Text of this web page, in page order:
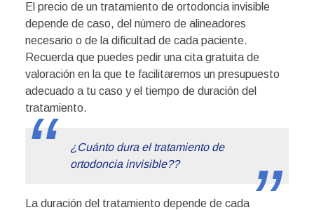
El precio de un tratamiento de ortodoncia invisible
depende de caso, del número de alineadores
necesario o de la dificultad de cada paciente.
Recuerda que puedes pedir una cita gratuita de
valoración en la que te facilitaremos un presupuesto
adecuado a tu caso y el tiempo de duración del
tratamiento.
¿Cuánto dura el tratamiento de
ortodoncia invisible??
La duración del tratamiento depende de cada